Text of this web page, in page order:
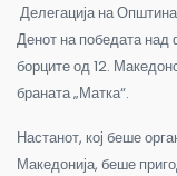
Делегација на
Денот на победата
борците од 12.
браната „Матка“.
Настанот, кој беше
Македонија, беше